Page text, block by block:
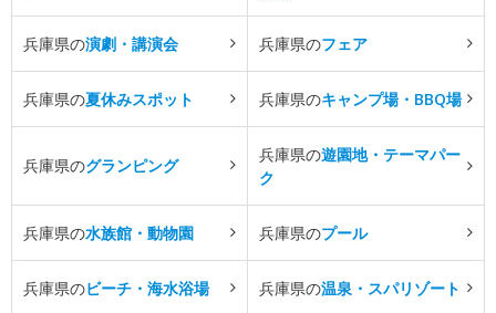
兵庫県の演劇・講演会 兵庫県のフェア
兵庫県の夏休みスポット 兵庫県のキャンプ場・BBQ場
兵庫県のグランピング
兵庫県の遊園地・テーマパー
ク
兵庫県の水族館・動物園 兵庫県のプール
兵庫県のビーチ・海水浴場 兵庫県の温泉・スパリゾート